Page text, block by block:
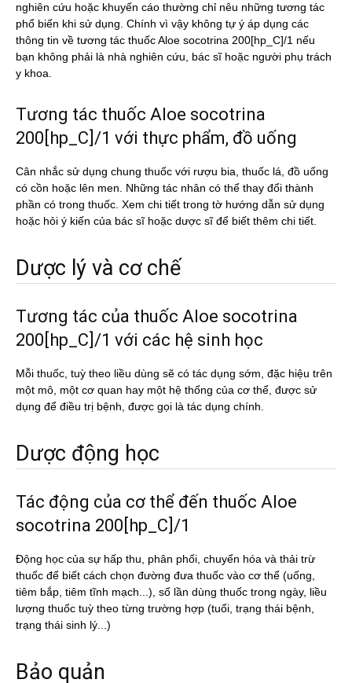
nghiên cứu hoặc khuyến cáo thường chỉ nêu những tương tác
phổ biến khi sử dụng. Chính vì vậy không tự ý áp dụng các
thông tin về tương tác thuốc Aloe socotrina 200[hp_C]/1 nếu
bạn không phải là nhà nghiên cứu, bác sĩ hoặc người phụ trách
y khoa.
Tương tác thuốc Aloe socotrina
200[hp_C]/1 với thực phẩm, đồ uống
Cân nhắc sử dụng chung thuốc với rượu bia, thuốc lá, đồ uống
có cồn hoặc lên men. Những tác nhân có thể thay đổi thành
phần có trong thuốc. Xem chi tiết trong tờ hướng dẫn sử dụng
hoặc hỏi ý kiến của bác sĩ hoặc dược sĩ để biết thêm chi tiết.
Dược lý và cơ chế
Tương tác của thuốc Aloe socotrina
200[hp_C]/1 với các hệ sinh học
Mỗi thuốc, tuỳ theo liều dùng sẽ có tác dụng sớm, đặc hiệu trên
một mô, một cơ quan hay một hệ thống của cơ thể, được sử
dụng để điều trị bệnh, được gọi là tác dụng chính.
Dược động học
Tác động của cơ thể đến thuốc Aloe
socotrina 200[hp_C]/1
Động học của sự hấp thu, phân phối, chuyển hóa và thải trừ
thuốc để biết cách chọn đường đưa thuốc vào cơ thể (uống,
tiêm bắp, tiêm tĩnh mạch...), số lần dùng thuốc trong ngày, liều
lượng thuốc tuỳ theo từng trường hợp (tuổi, trạng thái bệnh,
trạng thái sinh lý...)
Bảo quản